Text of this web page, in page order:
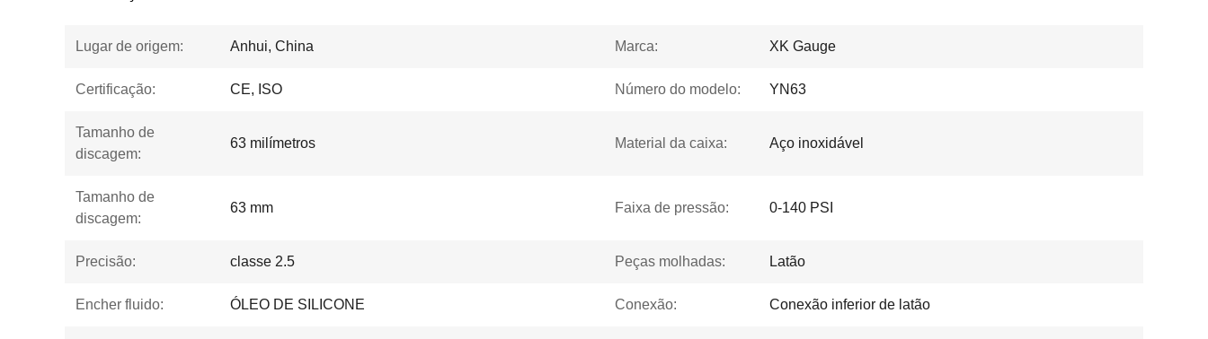
Lugar de origem: Anhui, China Marca: XK Gauge
Certificação: CE, ISO Número do modelo: YN63
Tamanho de
discagem:
63 milímetros Material da caixa: Aço inoxidável
Tamanho de
discagem:
63 mm Faixa de pressão: 0-140 PSI
Precisão: classe 2.5 Peças molhadas: Latão
Encher fluido: ÓLEO DE SILICONE Conexão: Conexão inferior de latão